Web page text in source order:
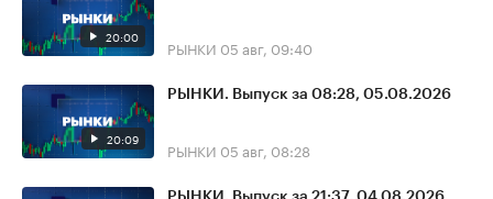
20:00 РЫНКИ 05 авг, 09:40
20:09
РЫНКИ. Выпуск за 08:28, 05.08.2026
РЫНКИ 05 авг, 08:28